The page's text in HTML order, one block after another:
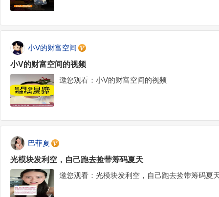
小V的财富空间
小V的财富空间的视频
邀您观看：小V的财富空间的视频
巴菲夏
光模块发利空，自己跑去捡带筹码夏天
邀您观看：光模块发利空，自己跑去捡带筹码夏